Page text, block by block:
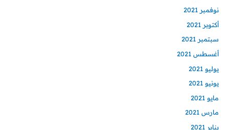
نوفمبر 2021
أكتوبر 2021
سبتمبر 2021
أغسطس 2021
يوليو 2021
يونيو 2021
مايو 2021
مارس 2021
يناير 2021